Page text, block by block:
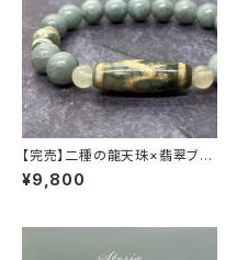
【完売】二種の龍天珠×翡翠ブレ
スレット
¥9,800